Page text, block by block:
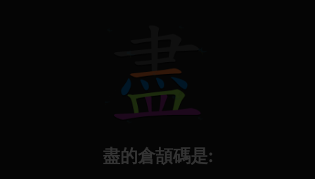
盡的倉頡碼是: